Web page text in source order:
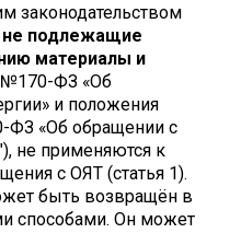
законодательством
подлежащие
материалы и
№170-ФЗ «Об
и положения
ФЗ «Об обращении с
не применяются к
с ОЯТ (статья 1).
быть возвращён в
способами. Он может